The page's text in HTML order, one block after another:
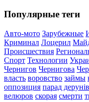
Популярные теги
Авто-мото Зарубежные
Криминал Лоцерил
Происшествия
Спорт Технологии
Чернигов Чернигова
власть воровство займы
оппозиция парад дерунів
велюров скорая смерти